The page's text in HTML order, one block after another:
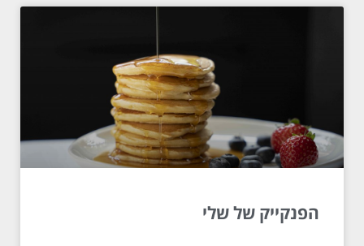
הפנקייק של שלי